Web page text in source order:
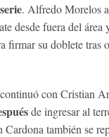
. Alfredo Morelos
desde fuera del área
firmar su doblete tras
con Cristian
de ingresar al
Cardona también se